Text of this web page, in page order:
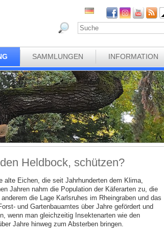
SAMMLUNGEN INFORMATION
Heldbock, schützen?
alte Eichen, die seit Jahrhunderten dem Klima,
Jahren nahm die Population der Käferarten zu, die
die Lage Karlsruhes im Rheingraben und das
und Gartenbauamtes über Jahre gefördert und
wenn man gleichzeitig Insektenarten wie den
Jahre hinweg zum Absterben bringen.